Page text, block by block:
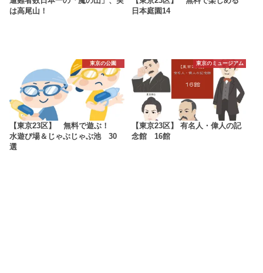
は高尾山！
日本庭園14
東京の公園
【東京23区】 無料で遊ぶ！
水遊び場＆じゃぶじゃぶ池 30
選
東京のミュージアム
【東京23区】 有名人・偉人の記
念館 16館